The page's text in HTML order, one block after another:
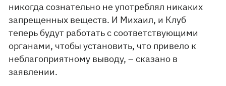
никогда сознательно не употреблял никаких
запрещенных веществ. И Михаил, и Клуб
теперь будут работать с соответствующими
органами, чтобы установить, что привело к
неблагоприятному выводу, – сказано в
заявлении.